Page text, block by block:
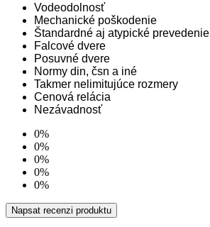
Vodeodolnosť
Mechanické poškodenie
Štandardné aj atypické prevedenie
Falcové dvere
Posuvné dvere
Normy din, čsn a iné
Takmer nelimitujúce rozmery
Cenová relácia
Nezávadnosť
0%
0%
0%
0%
0%
Napsat recenzi produktu